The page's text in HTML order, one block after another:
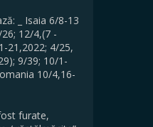
_ Isaia 6/8-13
26; 12/4,(7 -
21,2022; 4/25,
9/39; 10/1-
10/4,16-
furate,